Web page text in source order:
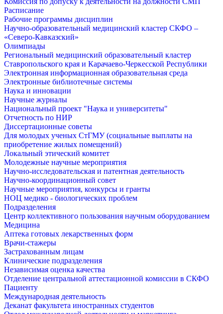
Расписание
Рабочие программы дисциплин
Научно-образовательный медицинский кластер СКФО –
«Северо-Кавказский»
Олимпиады
Региональный медицинский образовательный кластер
Ставропольского края и Карачаево-Черкесской Республики
Электронная информационная образовательная среда
Электронные библиотечные системы
Наука и инновации
Научные журналы
Национальный проект "Наука и университеты"
Отчетность по НИР
Диссертационные советы
Для молодых ученых СтГМУ (социальные выплаты на
приобретение жилых помещений)
Локальный этический комитет
Молодежные научные мероприятия
Научно-исследовательская и патентная деятельность
Научно-координационный совет
Научные мероприятия, конкурсы и гранты
НОЦ медико - биологических проблем
Подразделения
Центр коллективного пользования научным оборудованием
Медицина
Аптека готовых лекарственных форм
Врачи-стажеры
Застрахованным лицам
Клинические подразделения
Независимая оценка качества
Отделение центральной аттестационной комиссии в СКФО
Пациенту
Международная деятельность
Деканат факультета иностранных студентов